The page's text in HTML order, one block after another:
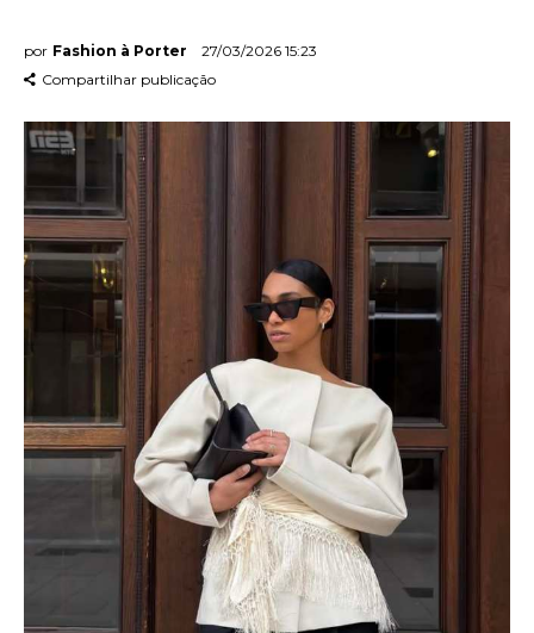
por Fashion à Porter
27/03/2026 15:23
Compartilhar publicação